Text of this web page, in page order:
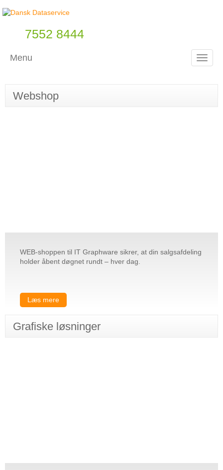
7552 8444
Menu
Webshop
WEB-shoppen til IT Graphware sikrer, at din salgsafdeling
holder åbent døgnet rundt – hver dag.
Læs mere
Grafiske løsninger